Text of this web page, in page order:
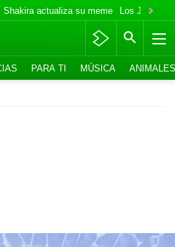
Shakira actualiza su meme Los Jonas
PARA TI MÚSICA ANIMALES